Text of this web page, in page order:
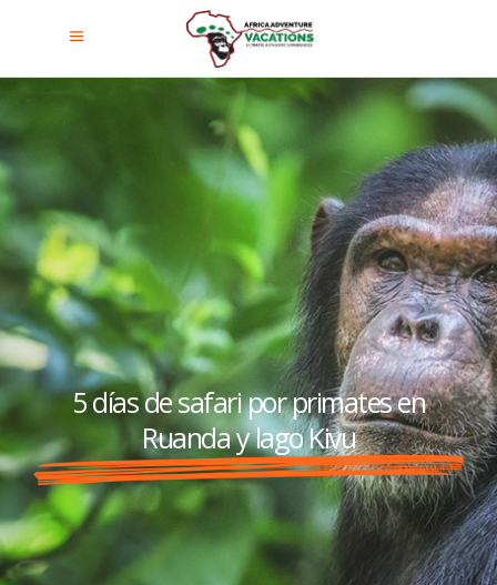
5 días de safari por primates en
Ruanda y lago Kivu